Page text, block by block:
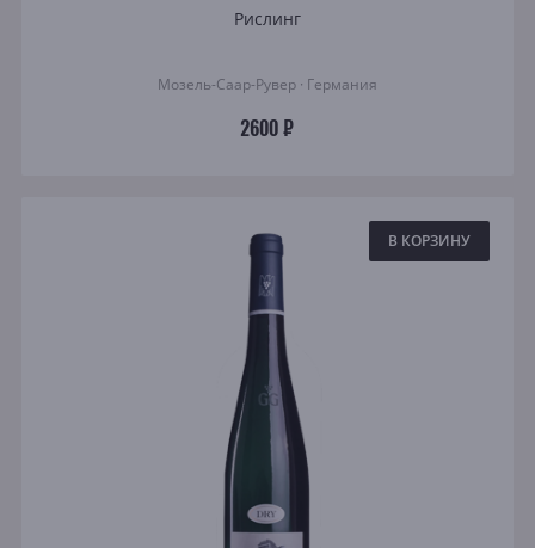
Рислинг
Мозель-Саар-Рувер · Германия
2600 ₽
В КОРЗИНУ